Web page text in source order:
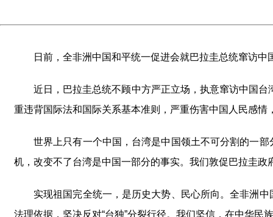
日前，全非洲中国和平统一促进会就巴拉圭总统窜访
近日，巴拉圭总统不顾中方严正立场，执意窜访中国台
重违背国际法和国际关系基本准则，严重伤害中国人民感
世界上只有一个中国，台湾是中国领土不可分割的一
机，改变不了台湾是中国一部分的事实。我们敦促巴拉圭
实现祖国完全统一，是历史大势、民心所向。全非洲
法理依据，坚决反对“台独”分裂行径。我们坚信，在中华